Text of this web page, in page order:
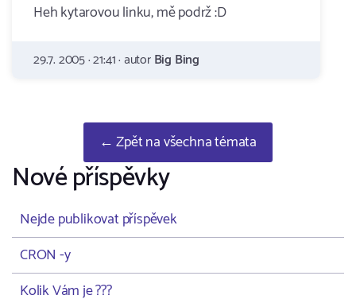
Heh kytarovou linku, mě podrž :D
29.7. 2005 · 21:41 · autorBig Bing
← Zpět na všechna témata
Nové příspěvky
Nejde publikovat příspěvek
CRON -y
Kolik Vám je ???